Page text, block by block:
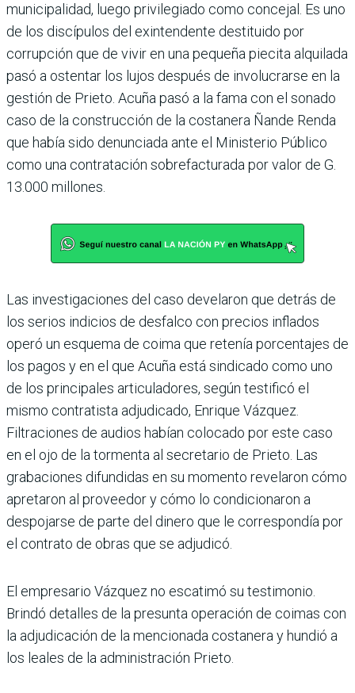
municipalidad, luego privilegiado como con­cejal. Es uno
de los discípulos del exintendente destituido por
corrupción que de vivir en una pequeña piecita alqui­lada
pasó a ostentar los lujos después de involucrarse en la
gestión de Prieto. Acuña pasó a la fama con el sonado
caso de la construcción de la costanera Ñande Renda
que había sido denunciada ante el Ministe­rio Público
como una contrata­ción sobrefacturada por valor de G.
13.000 millones.
Las investigaciones del caso develaron que detrás de
los serios indicios de desfalco con precios inflados
operó un esquema de coima que retenía porcentajes de
los pagos y en el que Acuña está sindi­cado como uno
de los prin­cipales articuladores, según testificó el
mismo contratista adjudicado, Enrique Vázquez.
Filtraciones de audios habían colocado por este caso
en el ojo de la tormenta al secretario de Prieto. Las
grabaciones difun­didas en su momento revela­ron cómo
apretaron al provee­dor y cómo lo condicionaron a
despojarse de parte del dinero que le correspondía por
el con­trato de obras que se adjudicó.
El empresario Vázquez no escatimó su testimonio.
Brindó detalles de la presunta operación de coimas con
la adjudicación de la mencionada costanera y hundió a
los leales de la administración Prieto.